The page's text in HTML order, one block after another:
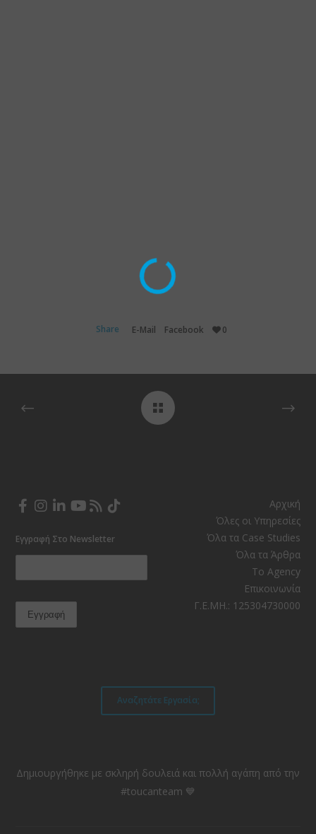
Share E-Mail Facebook 0
Εγγραφή Στο Newsletter
Αρχική
Όλες οι Υπηρεσίες
Όλα τα Case Studies
Όλα τα Άρθρα
Το Agency
Επικοινωνία
Γ.Ε.ΜΗ.: 125304730000
Αναζητάτε Εργασία;
Δημιουργήθηκε με σκληρή δουλειά και πολλή αγάπη από την
#toucanteam 💙